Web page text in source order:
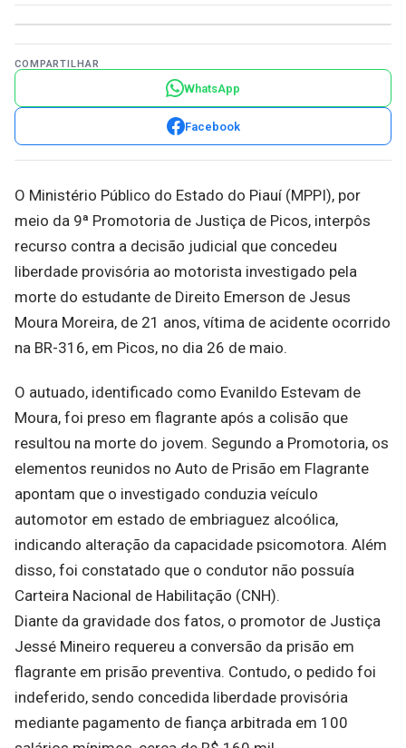
COMPARTILHAR
WhatsApp
Facebook
O Ministério Público do Estado do Piauí (MPPI), por
meio da 9ª Promotoria de Justiça de Picos, interpôs
recurso contra a decisão judicial que concedeu
liberdade provisória ao motorista investigado pela
morte do estudante de Direito Emerson de Jesus
Moura Moreira, de 21 anos, vítima de acidente ocorrido
na BR-316, em Picos, no dia 26 de maio.
O autuado, identificado como Evanildo Estevam de
Moura, foi preso em flagrante após a colisão que
resultou na morte do jovem. Segundo a Promotoria, os
elementos reunidos no Auto de Prisão em Flagrante
apontam que o investigado conduzia veículo
automotor em estado de embriaguez alcoólica,
indicando alteração da capacidade psicomotora. Além
disso, foi constatado que o condutor não possuía
Carteira Nacional de Habilitação (CNH).
Diante da gravidade dos fatos, o promotor de Justiça
Jessé Mineiro requereu a conversão da prisão em
flagrante em prisão preventiva. Contudo, o pedido foi
indeferido, sendo concedida liberdade provisória
mediante pagamento de fiança arbitrada em 100